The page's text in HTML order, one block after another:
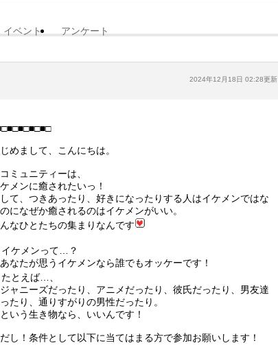
イベント アンケート
2024年12月18日 02:28更新
めまして、こんにちは。
ミュニティーは、
メンに癒されたいっ！
て、つきあったり、好きになったりする人はイケメンではな
になぜか癒されるのはイケメンがいい。
なひとたちの集まりなんです
イケメンって…？
たが思うイケメンなら誰でもオッケーです！
たとえば…、
ニーズだったり、アニメだったり、彼氏だったり、男友達
たり、通りすがりの男性だったり。
いう生き物なら、いいんです！
し！条件として以下に当てはまる方で参加お願いします！